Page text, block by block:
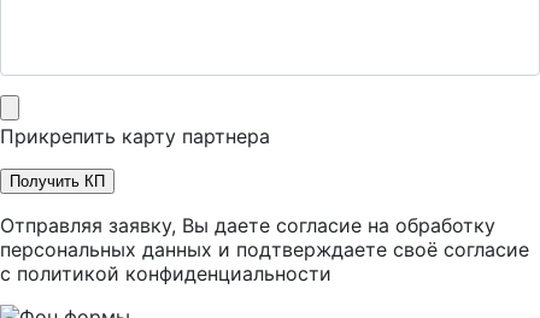
Прикрепить карту партнера
Получить КП
Отправляя заявку, Вы даете согласие на обработку
персональных данных и подтверждаете своё согласие
с политикой конфиденциальности